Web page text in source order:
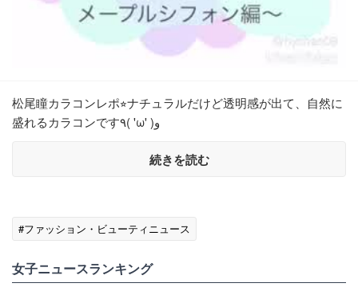
松尾瞳カラコンレポ⭐︎ナチュラルだけど透明感が出て、自然に
盛れるカラコンです٩( 'ω' )و
続きを読む
#ファッション・ビューティニュース
女子ニュースランキング